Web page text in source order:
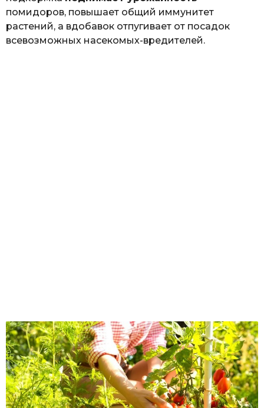
помидоров, повышает общий иммунитет
растений, а вдобавок отпугивает от посадок
всевозможных насекомых-вредителей.